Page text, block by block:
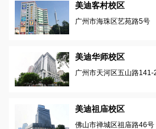
美迪客村校区
广州市海珠区艺苑路5号
美迪华师校区
广州市天河区五山路141-
美迪祖庙校区
佛山市禅城区祖庙路46号